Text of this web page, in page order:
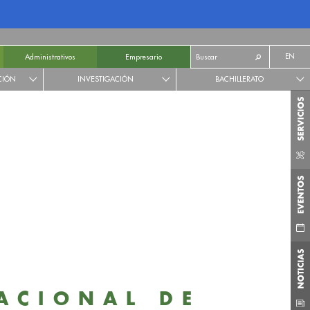
Administrativos Empresario EN
INVESTIGACIÓN BACHILLERATO
DE